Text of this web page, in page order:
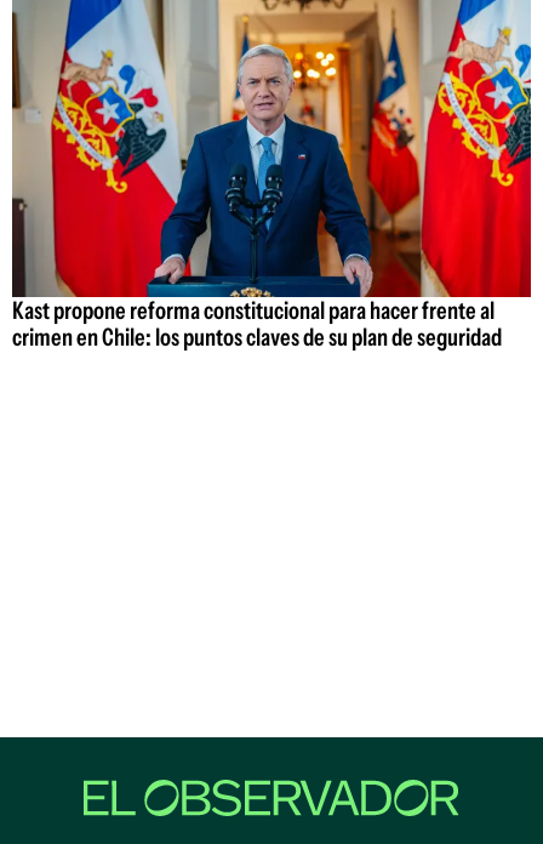
Kast propone reforma constitucional para hacer frente al
crimen en Chile: los puntos claves de su plan de seguridad